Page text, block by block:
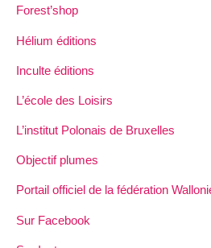
Forest’shop
Hélium éditions
Inculte éditions
L’école des Loisirs
L’institut Polonais de Bruxelles
Objectif plumes
Portail officiel de la fédération
Sur Facebook